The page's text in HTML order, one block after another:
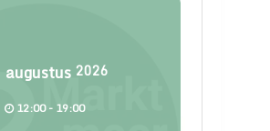
augustus 2026
12:00 - 19:00